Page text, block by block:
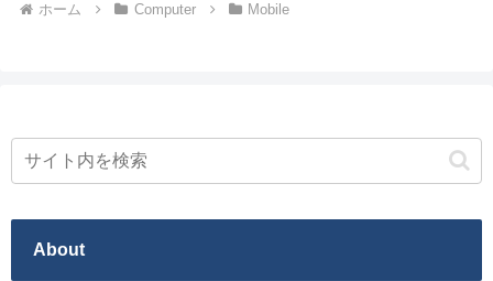
ホーム Computer Mobile
About